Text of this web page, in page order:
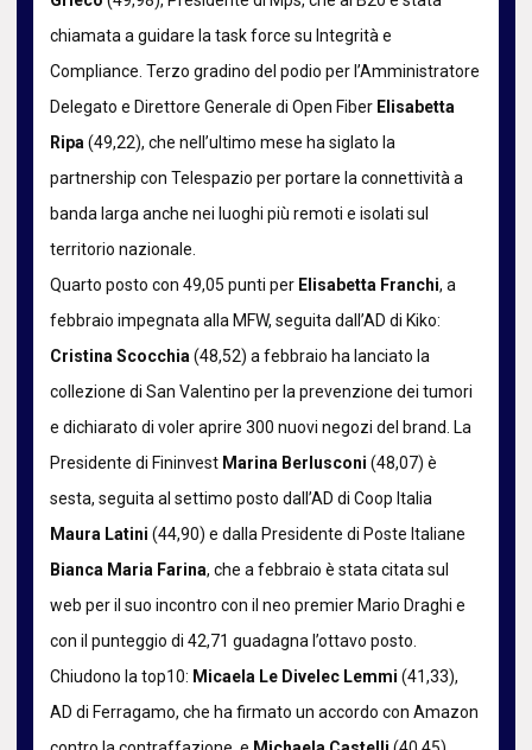
chiamata a guidare la task force su Integrità e
Compliance. Terzo gradino del podio per l’Amministratore
Delegato e Direttore Generale di Open Fiber Elisabetta
Ripa(49,22), che nell’ultimo mese ha siglato la
partnership con Telespazio per portare la connettività a
banda larga anche nei luoghi più remoti e isolati sul
territorio nazionale.
Quarto posto con 49,05 punti per Elisabetta Franchi, a
febbraio impegnata alla MFW, seguita dall’AD di Kiko:
Cristina Scocchia(48,52) a febbraio ha lanciato la
collezione di San Valentino per la prevenzione dei tumori
e dichiarato di voler aprire 300 nuovi negozi del brand. La
Presidente di Fininvest Marina Berlusconi (48,07) è
sesta, seguita al settimo posto dall’AD di Coop Italia
Maura Latini (44,90) e dalla Presidente di Poste Italiane
Bianca Maria Farina, che a febbraio è stata citata sul
web per il suo incontro con il neo premier Mario Draghi e
con il punteggio di 42,71 guadagna l’ottavo posto.
Chiudono la top10: Micaela Le Divelec Lemmi (41,33),
AD di Ferragamo, che ha firmato un accordo con Amazon